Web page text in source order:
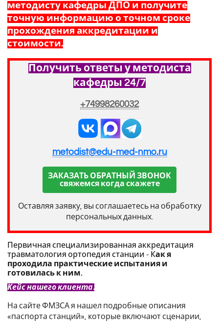
методисту кафедры ДПО и получите
точную информацию о точном сроке
прохождения аккредитации и
стоимости.
Получить ответы у методиста
кафедры 24/7
+74998260032
metodist@edu-med-nmo.ru
ЗАКАЗАТЬ ОБРАТНЫЙ ЗВОНОК
свяжемся когда скажете
Оставляя заявку, вы соглашаетесь на обработку
персональных данных.
Первичная специализированная аккредитация
травматология ортопедия станции - Как я
проходила практические испытания и
готовилась к ним.
Кейс нашего клиента.
На сайте ФМЗСА я нашел подробные описания
«паспорта станций», которые включают сценарии,